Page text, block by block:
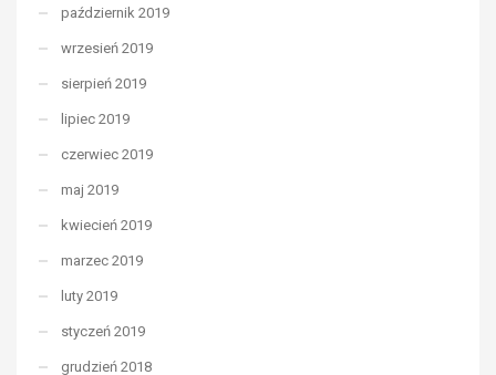
październik 2019
wrzesień 2019
sierpień 2019
lipiec 2019
czerwiec 2019
maj 2019
kwiecień 2019
marzec 2019
luty 2019
styczeń 2019
grudzień 2018